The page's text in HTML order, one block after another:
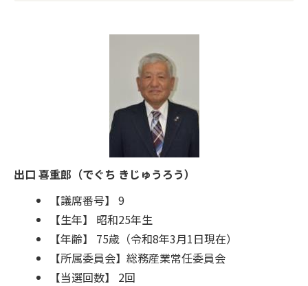
出口 喜重郎（でぐち きじゅうろう）
【議席番号】 9
【生年】 昭和25年生
【年齢】 75歳（令和8年3月1日現在）
【所属委員会】総務産業常任委員会
【当選回数】 2回